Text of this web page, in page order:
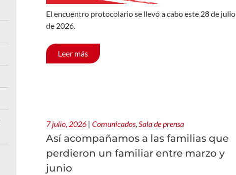
El encuentro protocolario se llevó a cabo este 28 de julio
de 2026.
Leer más
7 julio, 2026 | Comunicados, Sala de prensa
Así acompañamos a las familias que
perdieron un familiar entre marzo y
junio